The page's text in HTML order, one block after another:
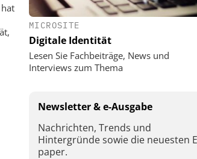
MICROSITE
Digitale Identität
Lesen Sie Fachbeiträge, News und
Interviews zum Thema
Newsletter & e-Ausgabe
Nachrichten, Trends und
Hintergründe sowie die neuesten
paper.